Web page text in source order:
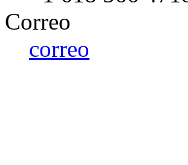
Correo
correo